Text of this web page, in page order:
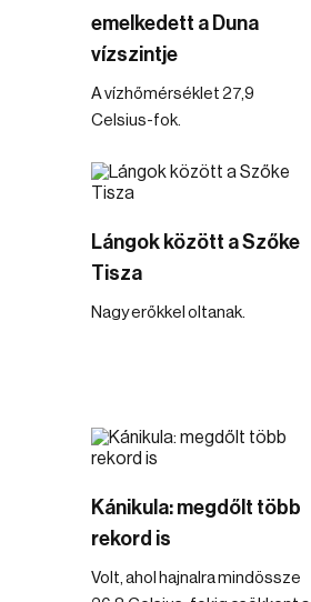
emelkedett a Duna
vízszintje
A vízhőmérséklet 27,9
Celsius-fok.
Lángok között a Szőke
Tisza
Nagy erőkkel oltanak.
Kánikula: megdőlt több
rekord is
Volt, ahol hajnalra mindössze